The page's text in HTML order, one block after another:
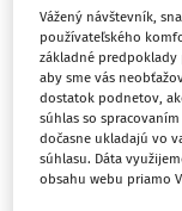
Zatiaľ
Vážený návštevník,
používateľského
základné
aby sme vás
dostatok podnetov,
súhlas so
dočasne ukladajú vo
súhlasu. Dáta
obsahu webu priamo